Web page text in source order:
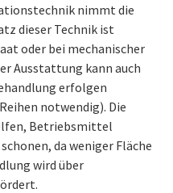
nimmt die
dieser Technik ist
oder bei mechanischer
Ausstattung kann auch
erfolgen
notwendig). Die
Betriebsmittel
da weniger Fläche
wird über